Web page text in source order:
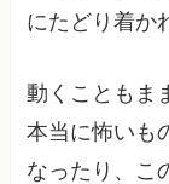
にたどり着か
動くこともま
本当に怖いも
なったり、こ